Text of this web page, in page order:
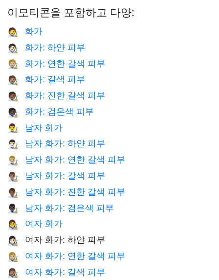
이모티콘을 포함하고 다양:
🧑‍🎨 화가
🧑🏻‍🎨 화가: 하얀 피부
🧑🏼‍🎨 화가: 연한 갈색 피부
🧑🏽‍🎨 화가: 갈색 피부
🧑🏾‍🎨 화가: 진한 갈색 피부
🧑🏿‍🎨 화가: 검은색 피부
👨‍🎨 남자 화가
👨🏻‍🎨 남자 화가: 하얀 피부
👨🏼‍🎨 남자 화가: 연한 갈색 피부
👨🏽‍🎨 남자 화가: 갈색 피부
👨🏾‍🎨 남자 화가: 진한 갈색 피부
👨🏿‍🎨 남자 화가: 검은색 피부
👩‍🎨 여자 화가
👩🏻‍🎨 여자 화가: 하얀 피부
👩🏼‍🎨 여자 화가: 연한 갈색 피부
👩🏽‍🎨 여자 화가: 갈색 피부